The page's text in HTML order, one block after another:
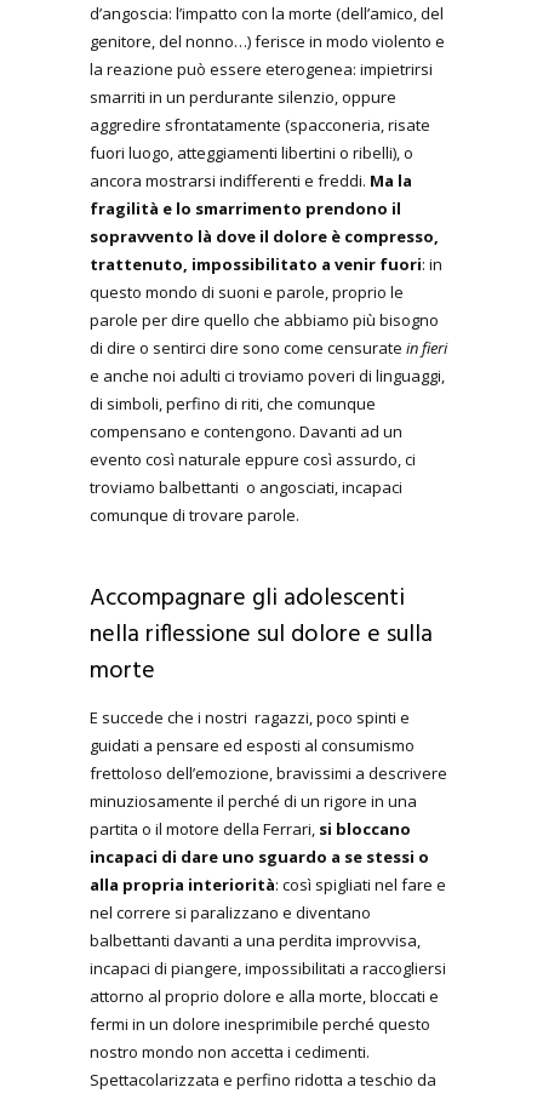
d’angoscia: l’impatto con la morte (dell’amico, del
genitore, del nonno…) ferisce in modo violento e
la reazione può essere eterogenea: impietrirsi
smarriti in un perdurante silenzio, oppure
aggredire sfrontatamente (spacconeria, risate
fuori luogo, atteggiamenti libertini o ribelli), o
ancora mostrarsi indifferenti e freddi. Ma la
fragilità e lo smarrimento prendono il
sopravvento là dove il dolore è compresso,
trattenuto, impossibilitato a venir fuori: in
questo mondo di suoni e parole, proprio le
parole per dire quello che abbiamo più bisogno
di dire o sentirci dire sono come censurate in fieri
e anche noi adulti ci troviamo poveri di linguaggi,
di simboli, perfino di riti, che comunque
compensano e contengono. Davanti ad un
evento così naturale eppure così assurdo, ci
troviamo balbettanti o angosciati, incapaci
comunque di trovare parole.
Accompagnare gli adolescenti
nella riflessione sul dolore e sulla
morte
E succede che i nostri ragazzi, poco spinti e
guidati a pensare ed esposti al consumismo
frettoloso dell’emozione, bravissimi a descrivere
minuziosamente il perché di un rigore in una
partita o il motore della Ferrari, si bloccano
incapaci di dare uno sguardo a se stessi o
alla propria interiorità: così spigliati nel fare e
nel correre si paralizzano e diventano
balbettanti davanti a una perdita improvvisa,
incapaci di piangere, impossibilitati a raccogliersi
attorno al proprio dolore e alla morte, bloccati e
fermi in un dolore inesprimibile perché questo
nostro mondo non accetta i cedimenti.
Spettacolarizzata e perfino ridotta a teschio da